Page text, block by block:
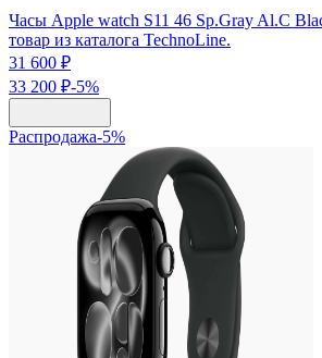
Часы Apple watch S11 46 Sp.Gray Al.C
товар из каталога TechnoLine.
31 600 ₽
33 200 ₽-5%
Распродажа-5%